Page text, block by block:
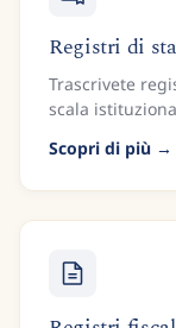
Registri di
Trascrivete
scala
Scopri di più